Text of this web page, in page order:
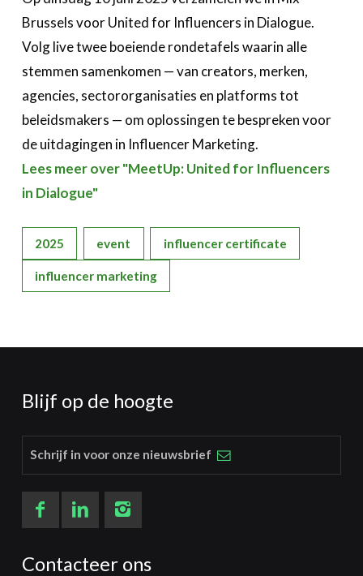
Brussels voor United for Influencers in Dialogue.
Volg live twee boeiende rondetafels waarin alle
stemmen samenkomen — van creators, merken,
agencies, sectororganisaties en platforms tot
beleidsmakers — om oplossingen te bespreken voor
de uitdagingen in Influencer Marketing.
Lees meer over "MeetUp: United for Influencers
in Dialogue"
2025 event influencer certificate
influencer marketing
Blijf op de hoogte
Schrijf in voor onze nieuwsbrief
Contacteer ons